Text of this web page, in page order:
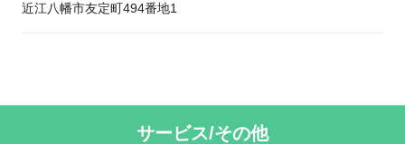
近江八幡市友定町494番地1
サービス/その他